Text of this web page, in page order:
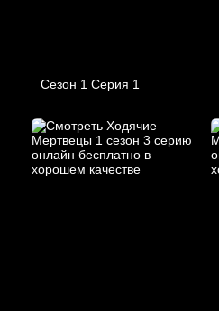
Сезон 1 Серия 1